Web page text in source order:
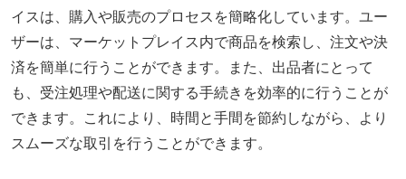
イスは、購入や販売のプロセスを簡略化しています。ユー
ザーは、マーケットプレイス内で商品を検索し、注文や決
済を簡単に行うことができます。また、出品者にとって
も、受注処理や配送に関する手続きを効率的に行うことが
できます。これにより、時間と手間を節約しながら、より
スムーズな取引を行うことができます。